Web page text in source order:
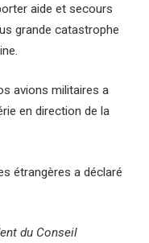
aide et secours
grande catastrophe
avions militaires a
en direction de la
étrangères a déclaré
du Conseil